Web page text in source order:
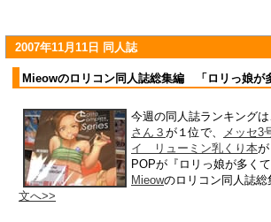
2007年11月11日 同人誌
Mieowのロリコン同人誌総集編 「ロリっ娘が
今週の同人誌ランキング
さん３ が１位で、
メッセ3
イ リューミン乳くり本
POPが『ロリっ娘が多く
Mieowのロリコン同人誌
文へ>>